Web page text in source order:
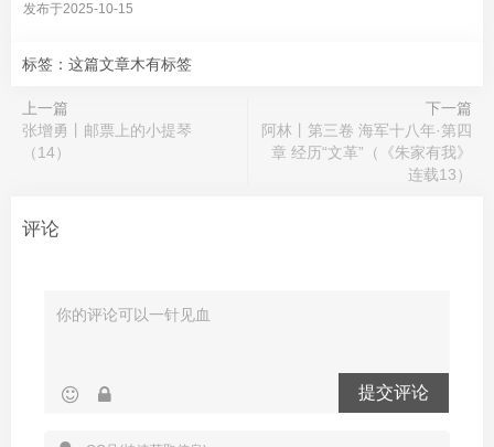
发布于2025-10-15
标签：这篇文章木有标签
上一篇
张增勇丨邮票上的小提琴
（14）
下一篇
阿林丨第三卷 海军十八年·第四
章 经历“文革”（《朱家有我》
连载13）
评论
提交评论